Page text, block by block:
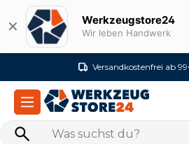
Zum Hauptinhalt springen
✕ Werkzeugstore24
Wir leben Handwerk
Versandkostenfrei ab